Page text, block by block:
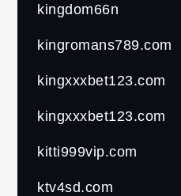
kingdom66n
kingromans789.com
kingxxxbet123.com
kingxxxbet123.com
kitti999vip.com
ktv4sd.com